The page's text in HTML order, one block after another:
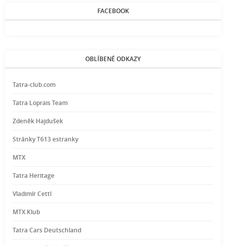
FACEBOOK
OBLÍBENÉ ODKAZY
Tatra-club.com
Tatra Loprais Team
Zdeněk Hajdušek
Stránky T613 estranky
MTX
Tatra Heritage
Vladimír Cettl
MTX Klub
Tatra Cars Deutschland